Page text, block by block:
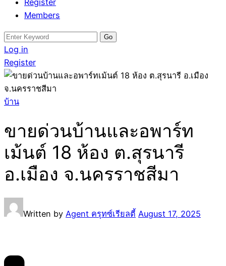
Members
Search
for:
Log in
Register
บ้าน
ขายด่วนบ้านและอพาร์ท
เม้นต์ 18 ห้อง ต.สุรนารี
อ.เมือง จ.นครราชสีมา
Written by Agent ครุทซ์เรียลตี้ August 17, 2025